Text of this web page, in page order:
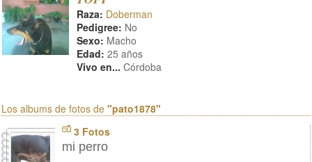
Raza: Doberman
Pedigree: No
Sexo: Macho
Edad: 25 años
Vivo en... Córdoba
Los albums de fotos de "pato1878"
3 Fotos
mi perro